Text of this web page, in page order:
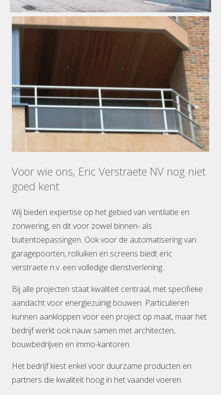
Voor wie ons, Eric Verstraete NV nog niet
goed kent
Wij bieden expertise op het gebied van ventilatie en
zonwering, en dit voor zowel binnen- als
buitentoepassingen. Ook voor de automatisering van
garagepoorten, rolluiken en screens biedt eric
verstraete n.v. een volledige dienstverlening.
Bij alle projecten staat kwaliteit centraal, met specifieke
aandacht voor energiezuinig bouwen. Particulieren
kunnen aankloppen voor een project op maat, maar het
bedrijf werkt ook nauw samen met architecten,
bouwbedrijven en immo-kantoren.
Het bedrijf kiest enkel voor duurzame producten en
partners die kwaliteit hoog in het vaandel voeren.